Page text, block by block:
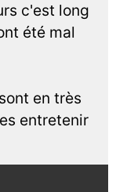
c'est long
été mal
en très
entretenir